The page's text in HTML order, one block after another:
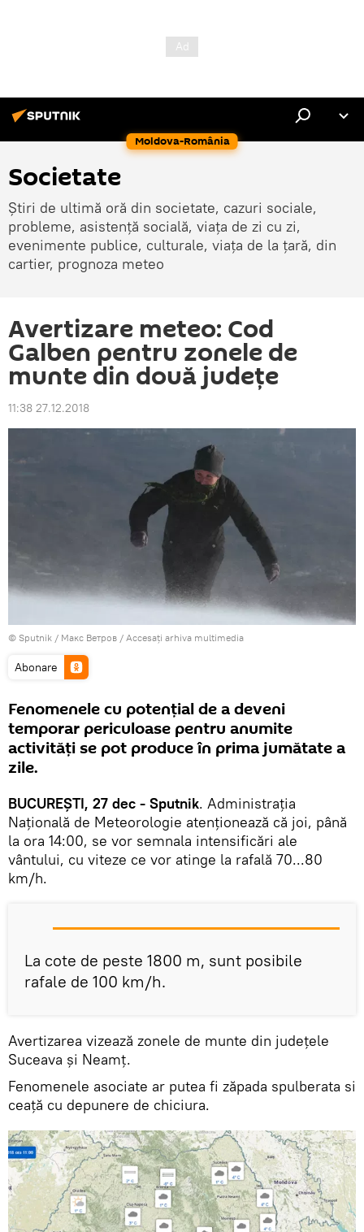
Moldova-România
Societate
Știri de ultimă oră din societate, cazuri sociale,
probleme, asistență socială, viața de zi cu zi,
evenimente publice, culturale, viața de la țară, din
cartier, prognoza meteo
Avertizare meteo: Cod
Galben pentru zonele de
munte din două județe
11:38 27.12.2018
© Sputnik / Макс Ветров / Accesați arhiva multimedia
Abonare
Fenomenele cu potențial de a deveni
temporar periculoase pentru anumite
activităţi se pot produce în prima jumătate a
zile.
BUCUREȘTI, 27 dec - Sputnik. Administrația
Națională de Meteorologie atenționează că joi, până
la ora 14:00, se vor semnala intensificări ale
vântului, cu viteze ce vor atinge la rafală 70...80
km/h.
La cote de peste 1800 m, sunt posibile
rafale de 100 km/h.
Avertizarea vizează zonele de munte din județele
Suceava și Neamţ.
Fenomenele asociate ar putea fi zăpada spulberata si
ceață cu depunere de chiciura.